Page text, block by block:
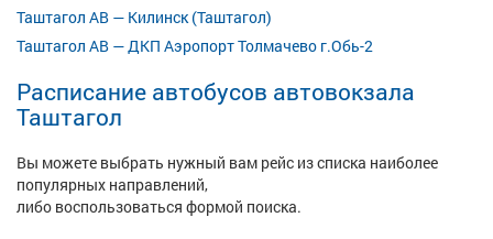
Таштагол АВ — Килинск (Таштагол)
Таштагол АВ — ДКП Аэропорт Толмачево г.Обь-2
Расписание автобусов автовокзала
Таштагол
Вы можете выбрать нужный вам рейс из списка наиболее
популярных направлений,
либо воспользоваться формой поиска.